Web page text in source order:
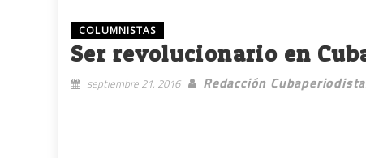
COLUMNISTAS
Ser revolucionario en
septiembre 21, 2016 Redacción